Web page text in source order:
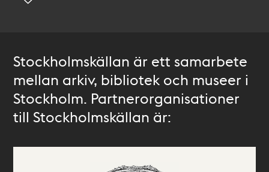
Stockholmskällan är ett samarbete
mellan arkiv, bibliotek och museer i
Stockholm. Partnerorganisationer
till Stockholmskällan är: